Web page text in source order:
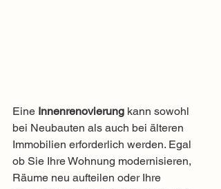
Eine Innenrenovierung kann sowohl
bei Neubauten als auch bei älteren
Immobilien erforderlich werden. Egal
ob Sie Ihre Wohnung modernisieren,
Räume neu aufteilen oder Ihre